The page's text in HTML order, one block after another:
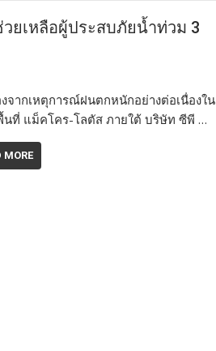
ยเหลือผู้ประสบภัยน้ำท่วม 3
จากเหตุการณ์ฝนตกหนักอย่างต่อเนื่องใน
นที่ แม็คโคร-โลตัส ภายใต้ บริษัท ซีพี …
MORE